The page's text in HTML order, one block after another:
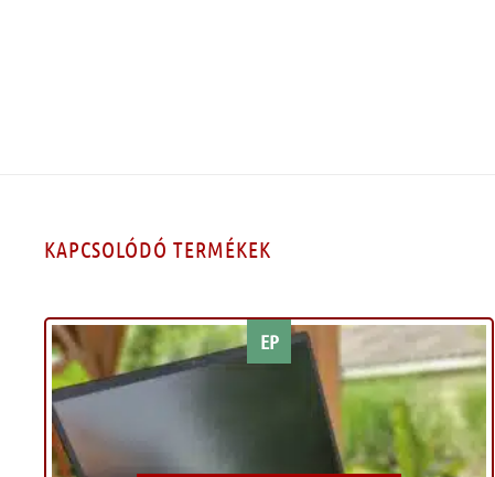
KAPCSOLÓDÓ TERMÉKEK
EP
Kívánságlistához